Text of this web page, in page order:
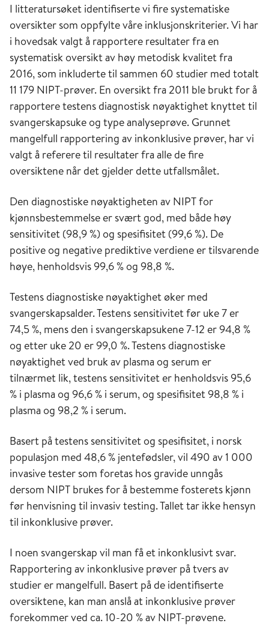
I litteratursøket identifiserte vi fire systematiske
oversikter som oppfylte våre inklusjonskriterier. Vi har
i hovedsak valgt å rapportere resultater fra en
systematisk oversikt av høy metodisk kvalitet fra
2016, som inkluderte til sammen 60 studier med totalt
11 179 NIPT-prøver. En oversikt fra 2011 ble brukt for å
rapportere testens diagnostisk nøyaktighet knyttet til
svangerskapsuke og type analyseprøve. Grunnet
mangelfull rapportering av inkonklusive prøver, har vi
valgt å referere til resultater fra alle de fire
oversiktene når det gjelder dette utfallsmålet.
Den diagnostiske nøyaktigheten av NIPT for
kjønnsbestemmelse er svært god, med både høy
sensitivitet (98,9 %) og spesifisitet (99,6 %). De
positive og negative prediktive verdiene er tilsvarende
høye, henholdsvis 99,6 % og 98,8 %.
Testens diagnostiske nøyaktighet øker med
svangerskapsalder. Testens sensitivitet før uke 7 er
74,5 %, mens den i svangerskapsukene 7-12 er 94,8 %
og etter uke 20 er 99,0 %. Testens diagnostiske
nøyaktighet ved bruk av plasma og serum er
tilnærmet lik, testens sensitivitet er henholdsvis 95,6
% i plasma og 96,6 % i serum, og spesifisitet 98,8 % i
plasma og 98,2 % i serum.
Basert på testens sensitivitet og spesifisitet, i norsk
populasjon med 48,6 % jentefødsler, vil 490 av 1 000
invasive tester som foretas hos gravide unngås
dersom NIPT brukes for å bestemme fosterets kjønn
før henvisning til invasiv testing. Tallet tar ikke hensyn
til inkonklusive prøver.
I noen svangerskap vil man få et inkonklusivt svar.
Rapportering av inkonklusive prøver på tvers av
studier er mangelfull. Basert på de identifiserte
oversiktene, kan man anslå at inkonklusive prøver
forekommer ved ca. 10-20 % av NIPT-prøvene.